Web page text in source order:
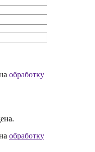
обработку
обработку